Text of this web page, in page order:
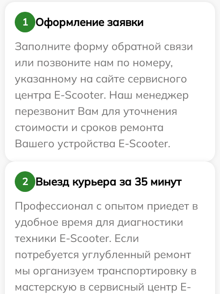
1
Оформление заявки
Заполните форму обратной связи
или позвоните нам по номеру,
указанному на сайте сервисного
центра E-Scooter. Наш менеджер
перезвонит Вам для уточнения
стоимости и сроков ремонта
Вашего устройства E-Scooter.
2
Выезд курьера за 35 минут
Профессионал с опытом приедет в
удобное время для диагностики
техники E-Scooter. Если
потребуется углубленный ремонт
мы организуем транспортировку в
мастерскую в сервисный центр E-